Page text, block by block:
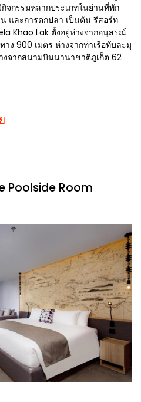
กรรมหลากประเภทในย่านที่พัก
และการตกปลา เป็นต้น รีสอร์ท
Khao Lak ตั้งอยู่ห่างจากอนุสรณ์
าง 900 เมตร ห่างจากท่าเรือทับละมุ
งจากสนามบินนานาชาติภูเก็ต 62
Poolside Room